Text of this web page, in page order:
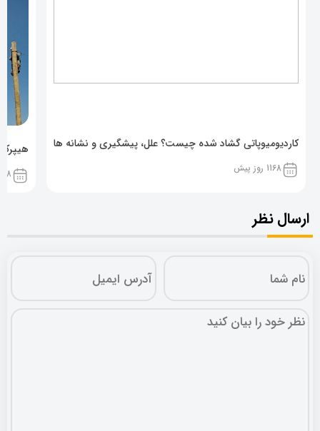
کاردیومیوپاتی گشاد شده چیست؟ علل، پیشگیری و نشانه ها
1168 روز پیش 1168
ارسال نظر